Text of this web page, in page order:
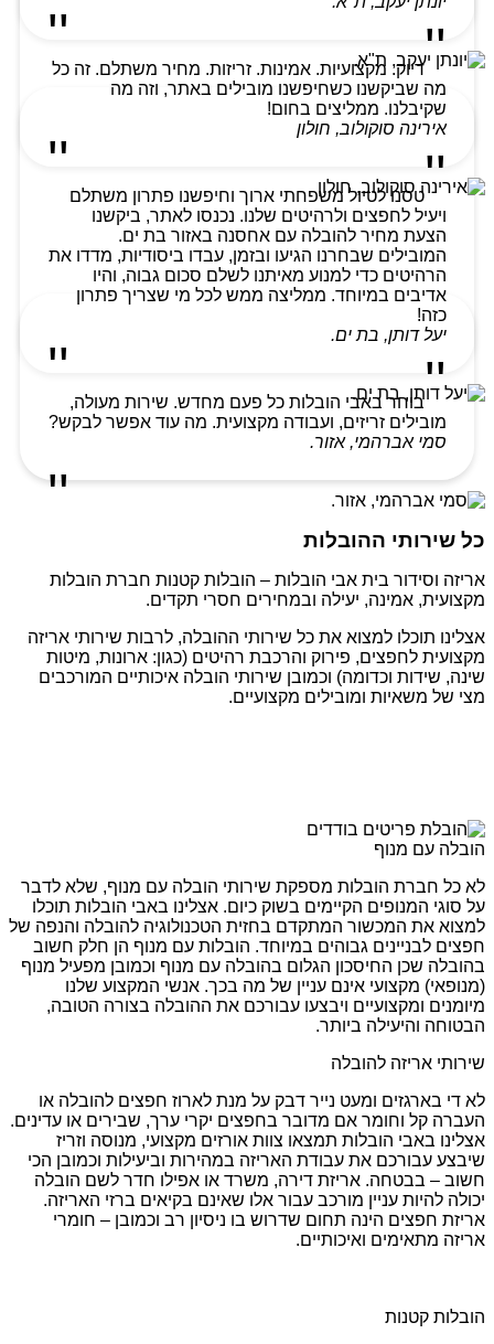
דיוק. מקצועיות. אמינות. זריזות. מחיר משתלם. זה כל
מה שביקשנו כשחיפשנו מובילים באתר, וזה מה
שקיבלנו. ממליצים בחום!
אירינה סוקולוב, חולון
טסנו לטיול משפחתי ארוך וחיפשנו פתרון משתלם
ויעיל לחפצים ולרהיטים שלנו. נכנסו לאתר, ביקשנו
הצעת מחיר להובלה עם אחסנה באזור בת ים.
המובילים שבחרנו הגיעו ובזמן, עבדו ביסודיות, מדדו את
הרהיטים כדי למנוע מאיתנו לשלם סכום גבוה, והיו
אדיבים במיוחד. ממליצה ממש לכל מי שצריך פתרון
כזה!
יעל דותן, בת ים.
בוחר באבי הובלות כל פעם מחדש. שירות מעולה,
מובילים זריזים, ועבודה מקצועית. מה עוד אפשר לבקש?
סמי אברהמי, אזור.
כל שירותי ההובלות
אריזה וסידור בית אבי הובלות – הובלות קטנות חברת הובלות
מקצועית, אמינה, יעילה ובמחירים חסרי תקדים.
אצלינו תוכלו למצוא את כל שירותי ההובלה, לרבות שירותי אריזה
מקצועית לחפצים, פירוק והרכבת רהיטים (כגון: ארונות, מיטות
שינה, שידות וכדומה) וכמובן שירותי הובלה איכותיים המורכבים
מצי של משאיות ומובילים מקצועיים.
הובלה עם מנוף
לא כל חברת הובלות מספקת שירותי הובלה עם מנוף, שלא לדבר
על סוגי המנופים הקיימים בשוק כיום. אצלינו באבי הובלות תוכלו
למצוא את המכשור המתקדם בחזית הטכנולוגיה להובלה והנפה של
חפצים לבניינים גבוהים במיוחד. הובלות עם מנוף הן חלק חשוב
בהובלה שכן החיסכון הגלום בהובלה עם מנוף וכמובן מפעיל מנוף
(מנופאי) מקצועי אינם עניין של מה בכך. אנשי המקצוע שלנו
מיומנים ומקצועיים ויבצעו עבורכם את ההובלה בצורה הטובה,
הבטוחה והיעילה ביותר.
שירותי אריזה להובלה
לא די בארגזים ומעט נייר דבק על מנת לארוז חפצים להובלה או
העברה קל וחומר אם מדובר בחפצים יקרי ערך, שבירים או עדינים.
אצלינו באבי הובלות תמצאו צוות אורזים מקצועי, מנוסה וזריז
שיבצע עבורכם את עבודת האריזה במהירות וביעילות וכמובן הכי
חשוב – בבטחה. אריזת דירה, משרד או אפילו חדר לשם הובלה
יכולה להיות עניין מורכב עבור אלו שאינם בקיאים ברזי האריזה.
אריזת חפצים הינה תחום שדרוש בו ניסיון רב וכמובן – חומרי
אריזה מתאימים ואיכותיים.
הובלות קטנות